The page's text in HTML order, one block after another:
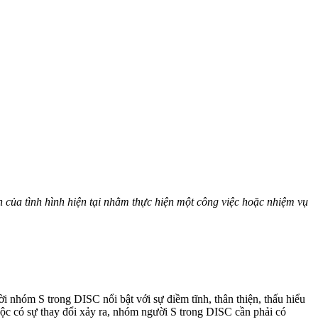
tình hình hiện tại nhằm thực hiện một công việc hoặc nhiệm vụ
nhóm S trong DISC nổi bật với sự điềm tĩnh, thân thiện, thấu hiểu
có sự thay đổi xảy ra, nhóm người S trong DISC cần phải có